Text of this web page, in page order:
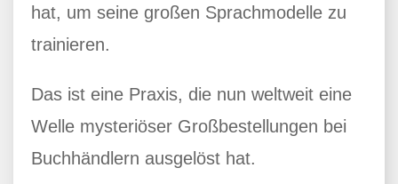
hat, um seine großen Sprachmodelle zu
trainieren.
Das ist eine Praxis, die nun weltweit eine
Welle mysteriöser Großbestellungen bei
Buchhändlern ausgelöst hat.